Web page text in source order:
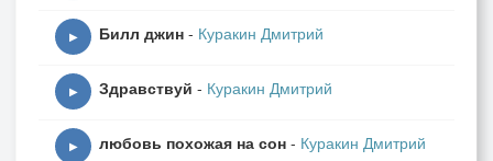
▶ Билл джин - Куракин Дмитрий
▶ Здравствуй - Куракин Дмитрий
▶ любовь похожая на сон - Куракин Дмитрий